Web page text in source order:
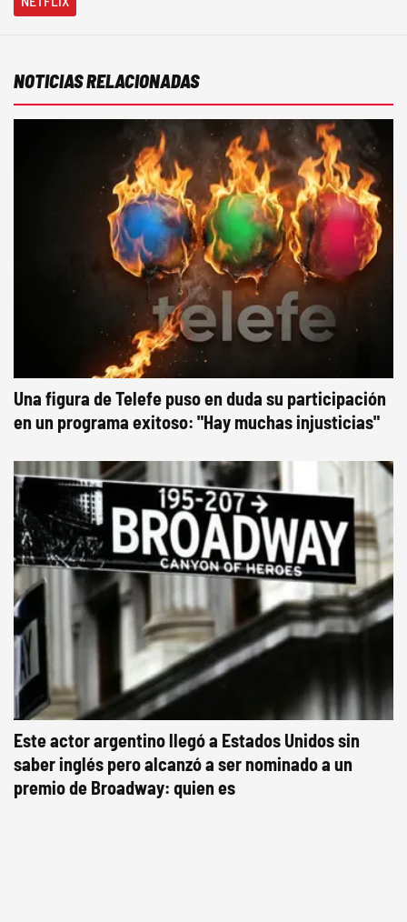
NOTICIAS RELACIONADAS
Una figura de Telefe puso en duda su participación
en un programa exitoso: "Hay muchas injusticias"
Este actor argentino llegó a Estados Unidos sin
saber inglés pero alcanzó a ser nominado a un
premio de Broadway: quien es